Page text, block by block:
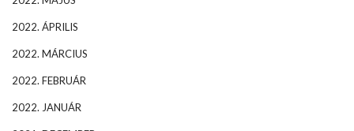
2022. ÁPRILIS
2022. MÁRCIUS
2022. FEBRUÁR
2022. JANUÁR